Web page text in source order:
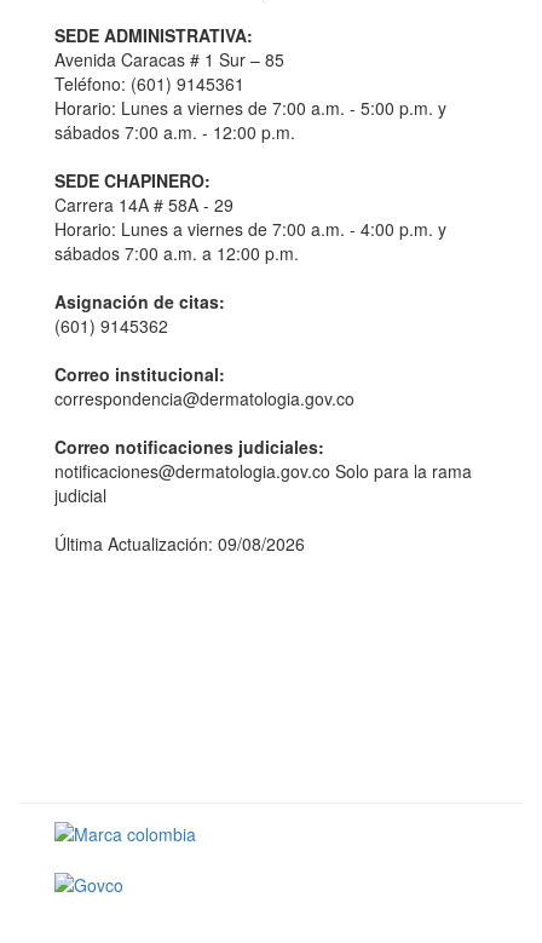
SEDE ADMINISTRATIVA:
Avenida Caracas # 1 Sur – 85
Teléfono: (601) 9145361
Horario: Lunes a viernes de 7:00 a.m. - 5:00 p.m. y
sábados 7:00 a.m. - 12:00 p.m.
SEDE CHAPINERO:
Carrera 14A # 58A - 29
Horario: Lunes a viernes de 7:00 a.m. - 4:00 p.m. y
sábados 7:00 a.m. a 12:00 p.m.
Asignación de citas:
(601) 9145362
Correo institucional:
correspondencia@dermatologia.gov.co
Correo notificaciones judiciales:
notificaciones@dermatologia.gov.co Solo para la rama
judicial
Última Actualización: 09/08/2026